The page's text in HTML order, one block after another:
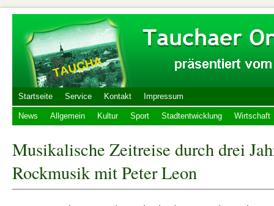
Startseite Service Kontakt Impressum
News Allgemein Kultur Sport Stadtentwicklung Wirtschaft
Musikalische Zeitreise durch drei
Rockmusik mit Peter Leon